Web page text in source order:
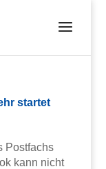
startet
Postfachs
kann nicht